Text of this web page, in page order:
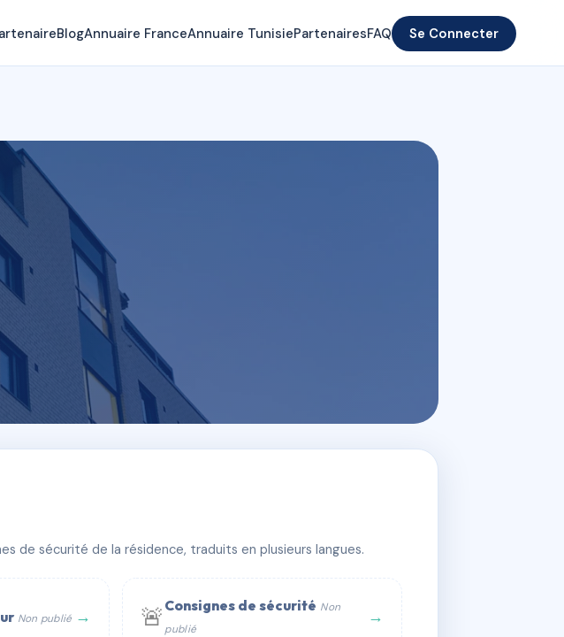
BlogAnnuaire FranceAnnuaire TunisiePartenairesFAQ Se Connecter
de sécurité de la résidence, traduits en plusieurs langues.
Non publié → 🚨 Consignes de sécurité Non
publié
→